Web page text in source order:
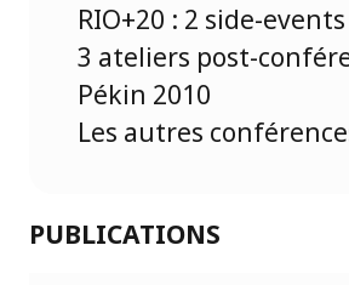
RIO+20 : 2 side-events
3 ateliers post-
Pékin 2010
Les autres
PUBLICATIONS